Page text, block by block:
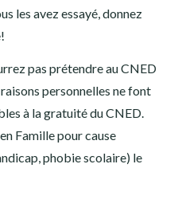
les avez essayé, donnez
pas prétendre au CNED
personnelles ne font
à la gratuité du CNED.
Famille pour cause
phobie scolaire) le